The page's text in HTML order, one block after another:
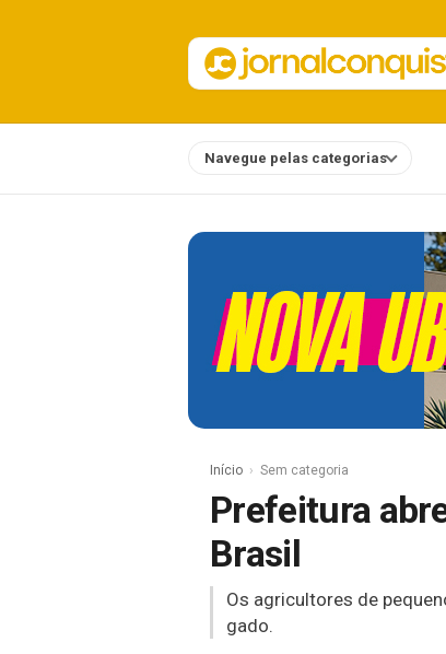
Navegue pelas categorias
Início Sem categoria
Prefeitura
Brasil
Os agricultores de
gado.